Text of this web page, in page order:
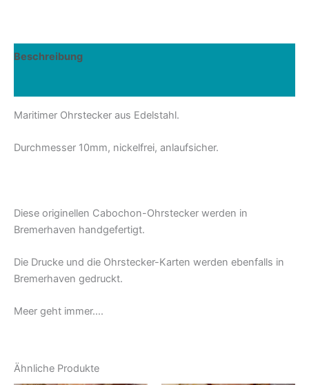
Menge
Beschreibung
Maritimer Ohrstecker aus Edelstahl.
Durchmesser 10mm, nickelfrei, anlaufsicher.
Diese originellen Cabochon-Ohrstecker werden in
Bremerhaven handgefertigt.
Die Drucke und die Ohrstecker-Karten werden ebenfalls in
Bremerhaven gedruckt.
Meer geht immer….
Ähnliche Produkte